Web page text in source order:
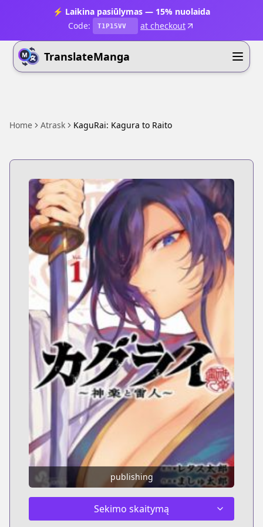
⚡ Laikina pasiūlymas — 15% nuolaida
Code:
T1P15VV at checkout
TranslateManga
Home Atrask KaguRai: Kagura to Raito
publishing
Sekimo skaitymą